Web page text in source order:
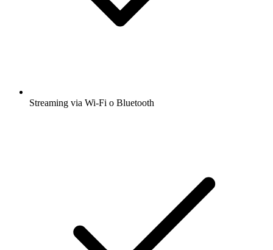
Streaming via Wi-Fi o Bluetooth